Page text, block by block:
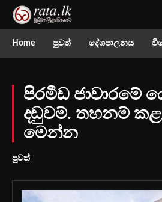
Home පුවත් දේශපාලනය
පිරමීඩ ජාවාරමේ
දඬුවම්. තහනම්
මෙන්න
පුවත්